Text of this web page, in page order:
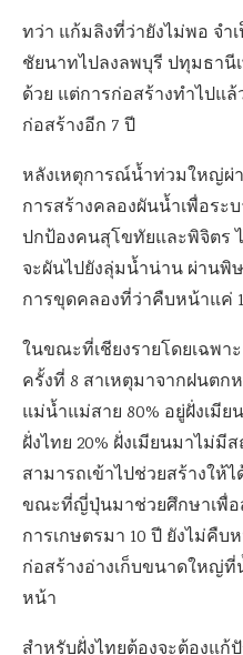
ทว่า แก้มลิงที่ว่ายังไม่พอ จำ
ชัยนาทไปลงลพบุรี ปทุมธานี
ด้วย แต่การก่อสร้างทำไปแ
ก่อสร้างอีก 7 ปี
หลังเหตุการณ์น้ำท่วมใหญ่ผ่
การสร้างคลองผันน้ำเพื่อระ
ปกป้องคนสุโขทัยและพิจิตร
จะผันไปยังลุ่มน้ำน่าน ผ่าน
การขุดคลองที่ว่าคืบหน้าแค่
ในขณะที่เชียงรายโดยเฉพา
ครั้งที่ 8 สาเหตุมาจากฝนต
แม่น้ำแม่สาย 80% อยู่ฝั่งเมี
ฝั่งไทย 20% ฝั่งเมียนมาไม่มี
สามารถเข้าไปช่วยสร้างให้
ขณะที่ญี่ปุ่นมาช่วยศึกษาเพื่อ
การเกษตรมา 10 ปี ยังไม่คื
ก่อสร้างอ่างเก็บขนาดใหญ่
หน้า